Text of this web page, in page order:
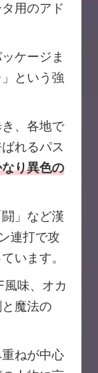
用のアド
ケージま
という強
、各地で
れるパス
り異色の
」など漢
連打で攻
います。
風味、オカ
魔法の
ねが中心